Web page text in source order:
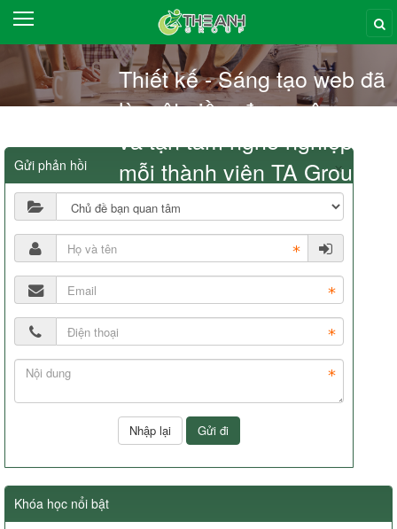
VỀ CHÚNG TÔI
THIẾT KẾ WEB
SEO MARKETING
TÊN MIỀN
HOSTING
BLOG
LIÊN HỆ
Thiết kế - Sáng tạo web đã
là một niềm đam mê
và tận tâm nghề nghiệp nơi
mỗi thành viên TA Group
×
Gửi phản hồi
Khóa học nổi bật